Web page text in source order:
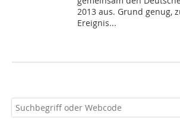
2013 aus. Grund genug,
Ereignis...